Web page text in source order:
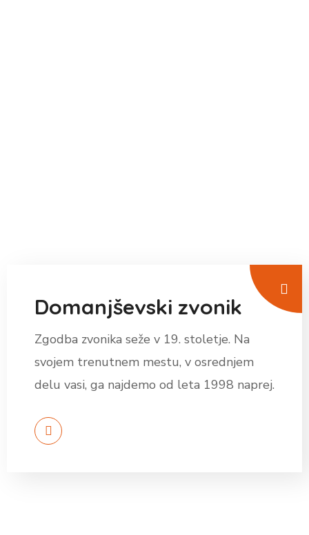
Domanjševski zvonik
Zgodba zvonika seže v 19. stoletje. Na
svojem trenutnem mestu, v osrednjem
delu vasi, ga najdemo od leta 1998 naprej.